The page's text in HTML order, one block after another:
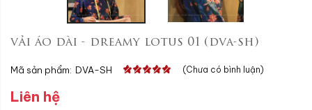
vải áo dài - dreamy lotus 01 (dva-sh)
Mã sản phẩm: DVA-SH (Chưa có bình luận)
Liên hệ